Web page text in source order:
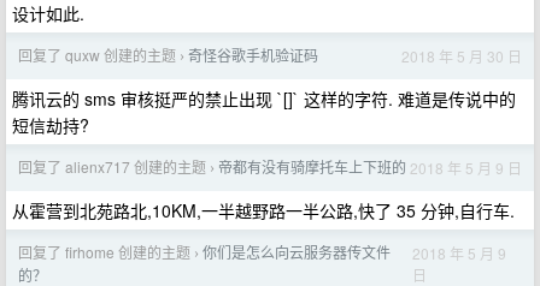
设计如此.
回复了 quxw 创建的主题 › 奇怪谷歌手机验证码 2018 年 5 月 30 日
腾讯云的 sms 审核挺严的禁止出现 `[]` 这样的字符. 难道是传说中的
短信劫持?
回复了 alienx717 创建的主题 › 帝都有没有骑摩托车上下班的 2018 年 5 月 9 日
从霍营到北苑路北,10KM,一半越野路一半公路,快了 35 分钟,自行车.
回复了 firhome 创建的主题 › 你们是怎么向云服务器传文件
的？
2018 年 5 月 9
日